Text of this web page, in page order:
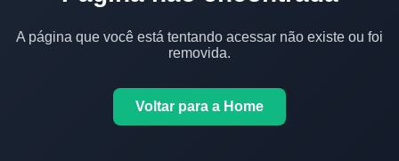
A página que você está tentando acessar não existe ou foi
removida.
Voltar para a Home